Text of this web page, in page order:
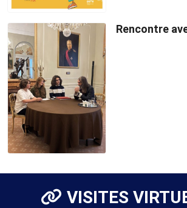
Rencontre
VISITES